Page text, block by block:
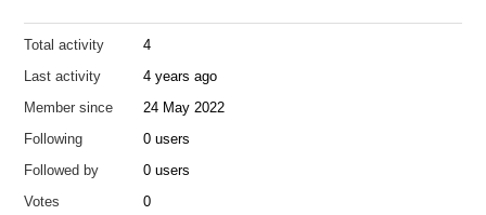
Total activity
4
Last activity
4 years ago
Member since
24 May 2022
Following
0 users
Followed by
0 users
Votes
0